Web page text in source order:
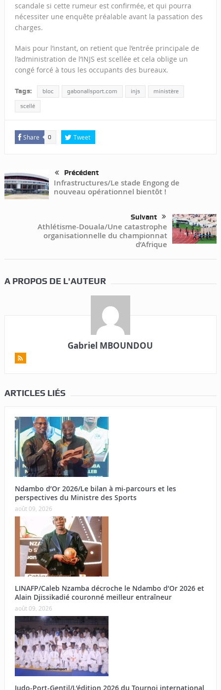
scandale si cette rumeur est confirmée, et qui pourra
nécessiter une enquête préalable avant la passation des
charges.
Mais pour l’instant, on retient que l’entrée principale de
l’administration de l’INJS est scellée et cela oblige un
congé forcé à tous les occupants des bureaux.
Tags: bloc gabonallsport.com injs ministère
scellé
Share 0 Tweet
Précédent
Infrastructures/Le stade Engong de
nouveau opérationnel bientôt !
Suivant
Athlétisme-Douala/Une catastrophe
organisationnelle du championnat
d’Afrique
A PROPOS DE L'AUTEUR
Gabriel MBOUNDOU
ARTICLES LIÉS
Ndambo d’Or 2026/Le bilan à mi-parcours et les
perspectives du Ministre des Sports
août 09, 2026
LINAFP/Caleb Nzamba décroche le Ndambo d’Or 2026 et
Alain Djissikadié couronné meilleur entraîneur
août 09, 2026
Judo-Port-Gentil/L’édition 2026 du Tournoi international